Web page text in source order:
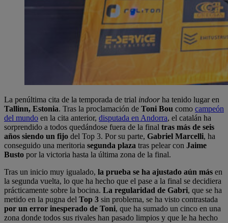
La penúltima cita de la temporada de trial indoorha tenido lugar en
Tallinn, Estonia. Tras la proclamación de Toni Bou como campeón
del mundo en la cita anterior, disputada en Andorra, el catalán ha
sorprendido a todos quedándose fuera de la final tras más de seis
años siendo un fijo del Top 3. Por su parte, Gabriel Marcelli, ha
conseguido una meritoria segunda plaza tras pelear con Jaime
Busto por la victoria hasta la última zona de la final.
Tras un inicio muy igualado, la prueba se ha ajustado aún más en
la segunda vuelta, lo que ha hecho que el pase a la final se decidiera
prácticamente sobre la bocina. La regularidad de Gabri, que se ha
metido en la pugna del Top 3 sin problema, se ha visto contrastada
por un error inesperado de Toni, que ha sumado un cinco en una
zona donde todos sus rivales han pasado limpios y que le ha hecho